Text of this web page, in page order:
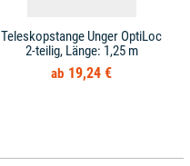
Teleskopstange Unger OptiLoc
2-teilig, Länge: 1,25 m
19,24 €